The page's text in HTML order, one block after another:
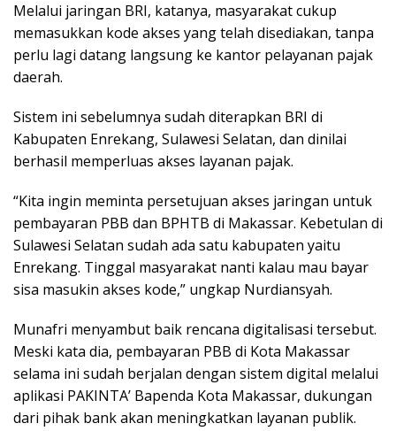
Melalui jaringan BRI, katanya, masyarakat cukup
memasukkan kode akses yang telah disediakan, tanpa
perlu lagi datang langsung ke kantor pelayanan pajak
daerah.
Sistem ini sebelumnya sudah diterapkan BRI di
Kabupaten Enrekang, Sulawesi Selatan, dan dinilai
berhasil memperluas akses layanan pajak.
“Kita ingin meminta persetujuan akses jaringan untuk
pembayaran PBB dan BPHTB di Makassar. Kebetulan di
Sulawesi Selatan sudah ada satu kabupaten yaitu
Enrekang. Tinggal masyarakat nanti kalau mau bayar
sisa masukin akses kode,” ungkap Nurdiansyah.
Munafri menyambut baik rencana digitalisasi tersebut.
Meski kata dia, pembayaran PBB di Kota Makassar
selama ini sudah berjalan dengan sistem digital melalui
aplikasi PAKINTA’ Bapenda Kota Makassar, dukungan
dari pihak bank akan meningkatkan layanan publik.